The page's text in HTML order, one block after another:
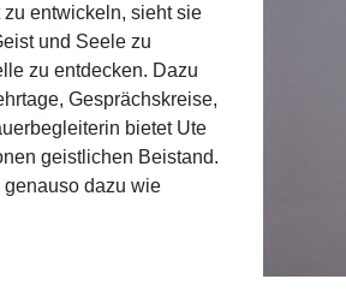
entwickeln, sieht sie
und Seele zu
zu entdecken. Dazu
Gesprächskreise,
bietet Ute
geistlichen Beistand.
genauso dazu wie